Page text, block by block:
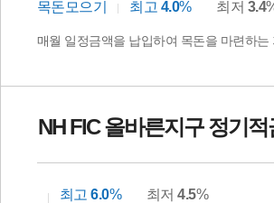
목돈모으기 최고 4.0% 최저 3.4
매월 일정금액을 납입하여 목돈을 마련하는
NH FIC 올바른지구 정기적
최고6.0% 최저4.5%